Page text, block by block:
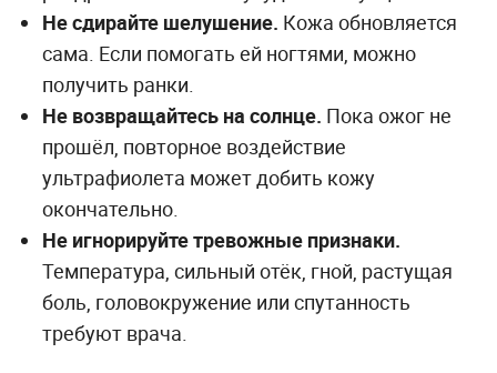
Не сдирайте шелушение. Кожа обновляется
сама. Если помогать ей ногтями, можно
получить ранки.
Не возвращайтесь на солнце. Пока ожог не
прошёл, повторное воздействие
ультрафиолета может добить кожу
окончательно.
Не игнорируйте тревожные признаки.
Температура, сильный отёк, гной, растущая
боль, головокружение или спутанность
требуют врача.